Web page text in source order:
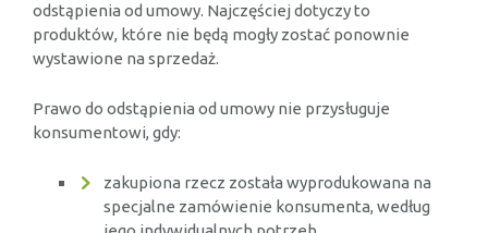
odstąpienia od umowy. Najczęściej dotyczy to
produktów, które nie będą mogły zostać ponownie
wystawione na sprzedaż.
Prawo do odstąpienia od umowy nie przysługuje
konsumentowi, gdy:
zakupiona rzecz została wyprodukowana na
specjalne zamówienie konsumenta, według